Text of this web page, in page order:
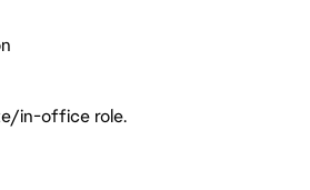
in-office role.